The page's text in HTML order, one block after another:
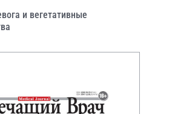
и вегетативные